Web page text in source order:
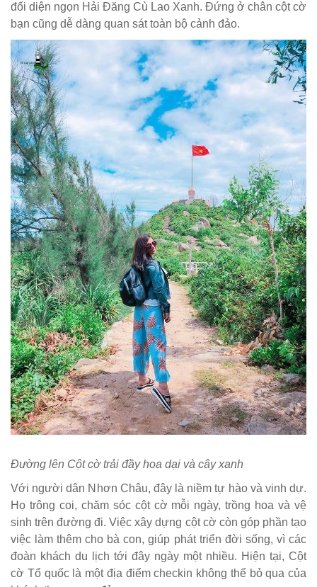
đối diện ngọn Hải Đăng Cù Lao Xanh. Đứng ở chân cột cờ
bạn cũng dễ dàng quan sát toàn bộ cảnh đảo.
Đường lên Cột cờ trải đầy hoa dại và cây xanh
Với người dân Nhơn Châu, đây là niềm tự hào và vinh dự.
Họ trông coi, chăm sóc cột cờ mỗi ngày, trồng hoa và vệ
sinh trên đường đi. Việc xây dựng cột cờ còn góp phần tạo
việc làm thêm cho bà con, giúp phát triển đời sống, vì các
đoàn khách du lịch tới đây ngày một nhiều. Hiện tại, Cột
cờ Tổ quốc là một địa điểm checkin không thể bỏ qua của